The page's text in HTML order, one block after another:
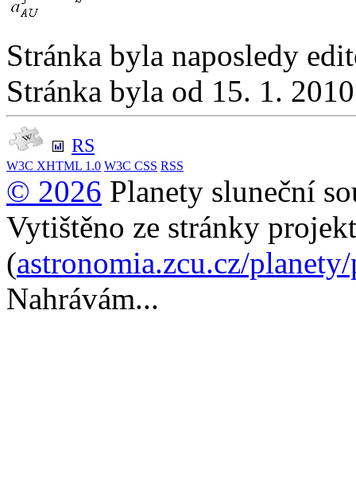
Stránka byla naposledy
Stránka byla od 15. 1.
RS
W3C XHTML 1.0 W3C CSS RSS
© 2026 Planety sluneční
Vytištěno ze stránky
(astronomia.zcu.cz/
Nahrávám...